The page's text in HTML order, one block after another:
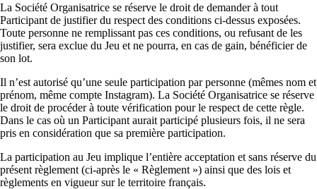
La Société Organisatrice se réserve le droit de demander à tout
Participant de justifier du respect des conditions ci-dessus exposées.
Toute personne ne remplissant pas ces conditions, ou refusant de les
justifier, sera exclue du Jeu et ne pourra, en cas de gain, bénéficier de
son lot.
Il n’est autorisé qu’une seule participation par personne (mêmes nom et
prénom, même compte Instagram). La Société Organisatrice se réserve
le droit de procéder à toute vérification pour le respect de cette règle.
Dans le cas où un Participant aurait participé plusieurs fois, il ne sera
pris en considération que sa première participation.
La participation au Jeu implique l’entière acceptation et sans réserve du
présent règlement (ci-après le « Règlement ») ainsi que des lois et
règlements en vigueur sur le territoire français.